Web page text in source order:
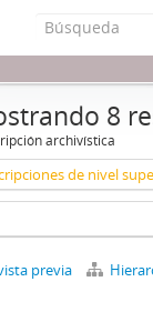
8
archivística
de nivel
previa